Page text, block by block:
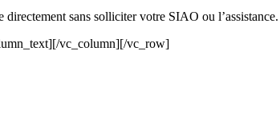
sans solliciter votre SIAO ou l’assistance.
vc_column][/vc_row]